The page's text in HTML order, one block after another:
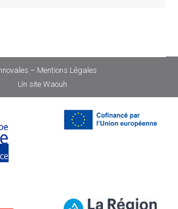
– Mentions Légales
Un site Waouh